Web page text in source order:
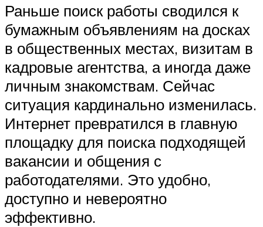
Раньше поиск работы сводился к
бумажным объявлениям на досках
в общественных местах, визитам в
кадровые агентства, а иногда даже
личным знакомствам. Сейчас
ситуация кардинально изменилась.
Интернет превратился в главную
площадку для поиска подходящей
вакансии и общения с
работодателями. Это удобно,
доступно и невероятно
эффективно.